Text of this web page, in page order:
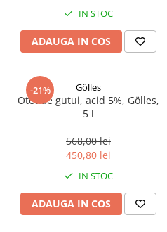
IN STOC
ADAUGA IN COS
-21% Gölles
Otet de gutui, acid 5%, Gölles,
5 l
568,00 lei
450,80 lei
IN STOC
ADAUGA IN COS